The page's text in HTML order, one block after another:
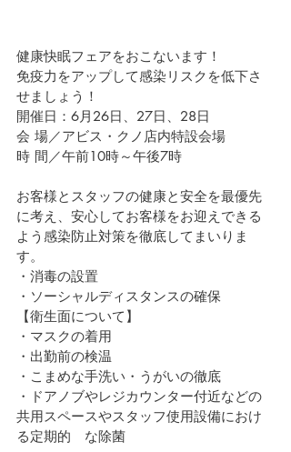
健康快眠フェアをおこないます！
免疫力をアップして感染リスクを低下さ
せましょう！
開催日：6月26日、27日、28日
会 場／アビス・クノ店内特設会場
時 間／午前10時～午後7時
お客様とスタッフの健康と安全を最優先
に考え、安心してお客様をお迎えできる
よう感染防止対策を徹底してまいりま
す。
・消毒の設置
・ソーシャルディスタンスの確保
【衛生面について】
・マスクの着用
・出勤前の検温
・こまめな手洗い・うがいの徹底
・ドアノブやレジカウンター付近などの
共用スペースやスタッフ使用設備におけ
る定期的　な除菌